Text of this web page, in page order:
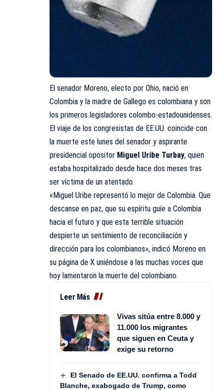
El senador Moreno, electo por Ohio, nació en
Colombia y la madre de Gallego es colombiana y son
los primeros legisladores colombo-estadounidenses.
El viaje de los congresistas de EE.UU. coincide con
la muerte este lunes del senador y aspirante
presidencial opositor Miguel Uribe Turbay, quien
estaba hospitalizado desde hace dos meses tras
ser víctima de un atentado.
«Miguel Uribe representó lo mejor de Colombia. Que
descanse en paz, que su espíritu guíe a Colombia
hacia el futuro y que esta terrible situación
despierte un sentimiento de reconciliación y
dirección para los colombianos», indicó Moreno en
su página de X uniéndose a las muchas voces que
hoy lamentaron la muerte del colombiano.
Leer Más
Vivas sitúa entre 8.000 y
11.000 los migrantes
que siguen en Ceuta y
exige su retorno
El Senado de EE.UU. confirma a Todd
Blanche, exabogado de Trump, como